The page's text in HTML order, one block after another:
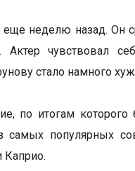
неделю назад. Он
чувствовал
стало намного
по итогам
популярных
Каприо.